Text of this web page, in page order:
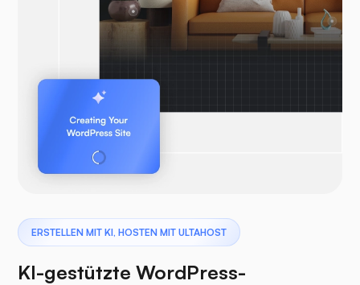
ERSTELLEN MIT KI, HOSTEN MIT ULTAHOST
KI-gestützte WordPress-